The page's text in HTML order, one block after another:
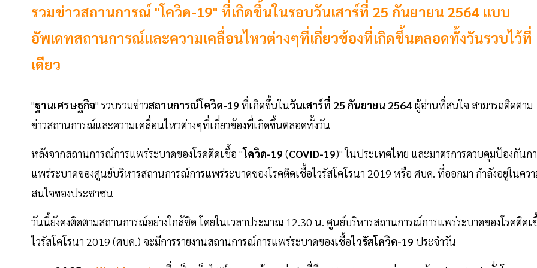
รวมข่าวสถานการณ์ "โควิด-19" ที่เกิดขึ้นในรอบวันเสาร์ที่ 25 กันยายน 2564 แบบ
อัพเดทสถานการณ์และความเคลื่อนไหวต่างๆที่เกี่ยวข้องที่เกิดขึ้นตลอดทั้งวันรวบไว้ที่
เดียว
"ฐานเศรษฐกิจ" รวบรวมข่าวสถานการณ์โควิด-19 ที่เกิดขึ้นในวันเสาร์ที่ 25 กันยายน 2564 ผู้อ่านที่สนใจ สามารถติดตาม
ข่าวสถานการณ์และความเคลื่อนไหวต่างๆที่เกี่ยวข้องที่เกิดขึ้นตลอดทั้งวัน
หลังจากสถานการณ์การแพร่ระบาดของโรคติดเชื้อ "โควิด-19 (COVID-19)" ในประเทศไทย และมาตรการควบคุมป้องกันก
แพร่ระบาดของศูนย์บริหารสถานการณ์การแพร่ระบาดของโรคติดเชื้อไวรัสโคโรนา 2019 หรือ ศบค. ที่ออกมา กำลังอยู่ในคว
สนใจของประชาชน
วันนี้ยังคงติดตามสถานการณ์อย่างใกล้ชิด โดยในเวลาประมาณ 12.30 น. ศูนย์บริหารสถานการณ์การแพร่ระบาดของโรคติดเ
ไวรัสโคโรนา 2019 (ศบค.) จะมีการรายงานสถานการณ์การแพร่ระบาดของเชื้อไวรัสโควิด-19 ประจำวัน